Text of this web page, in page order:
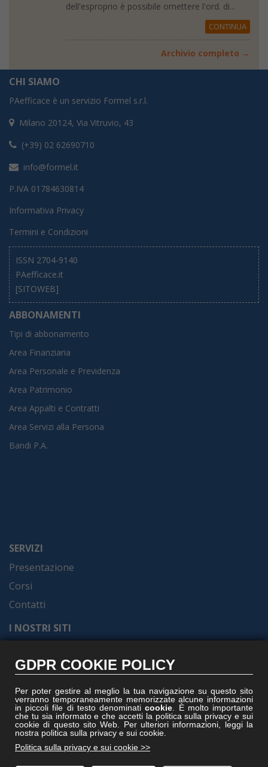
dell'esproprio è possibile omettere l'ord. di...
CONTINUA
Archivio completo →
CHI SIAMO
PAefficace è un servizio Formel s.r.l.
Milano 20124, Via Vitruvio, 43
(+39) 02 62690710
info@formel.it
P.IVA 01784630814
Informativa Privacy
Termini e Condizioni
ISSN 2704-9140
PAefficace.it
[SITOWEB]
ABBONAMENTI
Tipi di abbonamento
Area Finanziaria
Area Personale e Previdenza
Area Patrimonio
Area Appalti e Contratti
Area Servizi alla Persona
Bandi P.A.
SERVIZI
Presentazione
Corsi
Contatti
I NOSTRI SITI
Gruppoformel.com
Vitruviocenter.it
Villedisicilia.it
GDPR COOKIE POLICY
Per poter gestire al meglio la tua navigazione su questo sito
verranno temporaneamente memorizzate alcune informazioni
in piccoli file di testo denominaticookie . È molto importante
che tu sia informato e che accetti la politica sulla privacy e sui
cookie di questo sito Web. Per ulteriori informazioni, leggi la
nostra politica sulla privacy e sui cookie.
Politica sulla privacy e sui cookie >>